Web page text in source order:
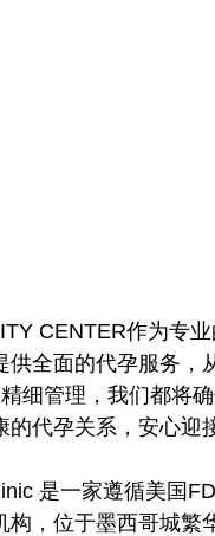
CENTER作为专
供全面的代孕服务，
细管理，我们都将
代孕关系，安心迎
是一家遵循美国
构，位于墨西哥城繁